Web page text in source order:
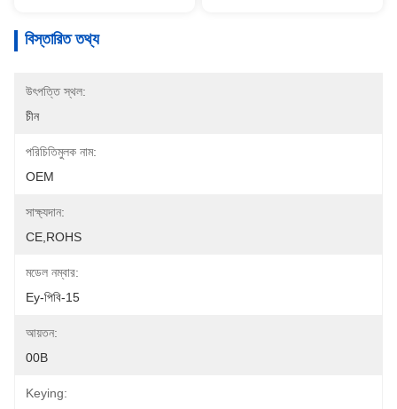
বিস্তারিত তথ্য
উৎপত্তি স্থল:
চীন
পরিচিতিমুলক নাম:
OEM
সাক্ষ্যদান:
CE,ROHS
মডেল নম্বার:
Ey-পিবি-15
আয়তন:
00B
Keying: